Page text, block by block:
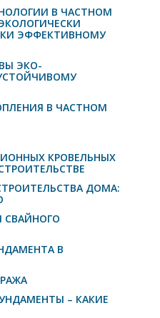
В ЧАСТНОМ
ЭФФЕКТИВНОМУ
ЭКО-
В ЧАСТНОМ
КРОВЕЛЬНЫХ
ДОМА:
СВАЙНОГО
В
– КАКИЕ